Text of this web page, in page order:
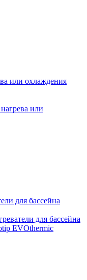
или охлаждения
или
для бассейна
для бассейна
EVOthermic